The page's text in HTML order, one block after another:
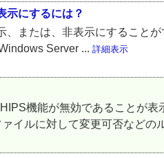
示にするには？
、または、非表示にすること
Server ... 詳細表示
機能が無効であることが
イルに対して変更可否など